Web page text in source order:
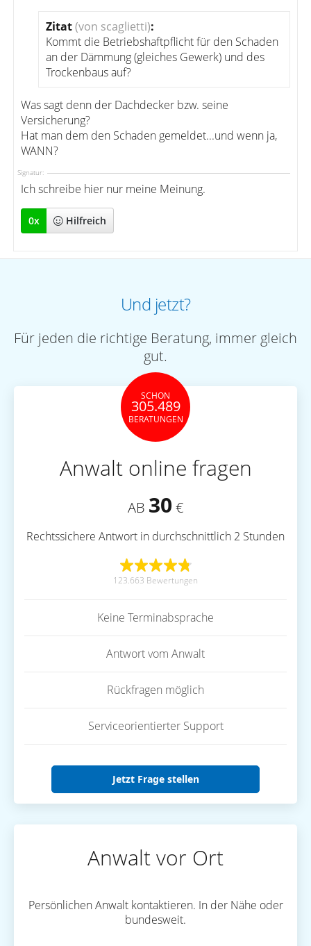
Zitat(von scaglietti):
Kommt die Betriebshaftpflicht für den Schaden
an der Dämmung (gleiches Gewerk) und des
Trockenbaus auf?
Was sagt denn der Dachdecker bzw. seine
Versicherung?
Hat man dem den Schaden gemeldet...und wenn ja,
WANN?
Signatur:
Ich schreibe hier nur meine Meinung.
0x Hilfreich
Und jetzt?
Für jeden die richtige Beratung, immer gleich
gut.
SCHON
305.489
BERATUNGEN
Anwalt online fragen
AB 30 €
Rechtssichere Antwort in durchschnittlich 2 Stunden
123.663 Bewertungen
Keine Terminabsprache
Antwort vom Anwalt
Rückfragen möglich
Serviceorientierter Support
Jetzt Frage stellen
Anwalt vor Ort
Persönlichen Anwalt kontaktieren. In der Nähe oder
bundesweit.